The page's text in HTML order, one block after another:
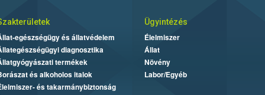
egészségügy és állatvédelem
diagnosztika
termékek
és alkoholos italok
és takarmánybiztonság
Ügyintézés
Élelmiszer
Állat
Növény
Labor/Egyéb